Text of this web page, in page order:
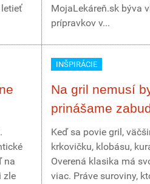
MojaLekáreň.sk býva
prípravkov v...
na
zle
INŠPIRÁCIE
Na gril nemusí
prinášame
Keď sa povie gril,
krkovičku, klobásu,
Overená klasika má
viac. Práve suroviny,